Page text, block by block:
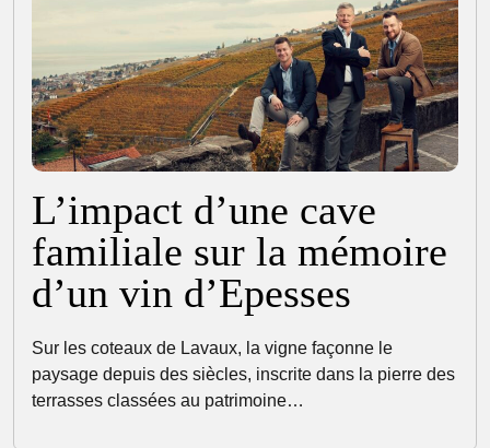
L’impact d’une cave
familiale sur la mémoire
d’un vin d’Epesses
Sur les coteaux de Lavaux, la vigne façonne le
paysage depuis des siècles, inscrite dans la pierre des
terrasses classées au patrimoine…